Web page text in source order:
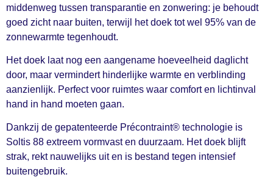
middenweg tussen transparantie en zonwering: je behoudt
goed zicht naar buiten, terwijl het doek tot wel 95% van de
zonnewarmte tegenhoudt.
Het doek laat nog een aangename hoeveelheid daglicht
door, maar vermindert hinderlijke warmte en verblinding
aanzienlijk. Perfect voor ruimtes waar comfort en lichtinval
hand in hand moeten gaan.
Dankzij de gepatenteerde Précontraint® technologie is
Soltis 88 extreem vormvast en duurzaam. Het doek blijft
strak, rekt nauwelijks uit en is bestand tegen intensief
buitengebruik.